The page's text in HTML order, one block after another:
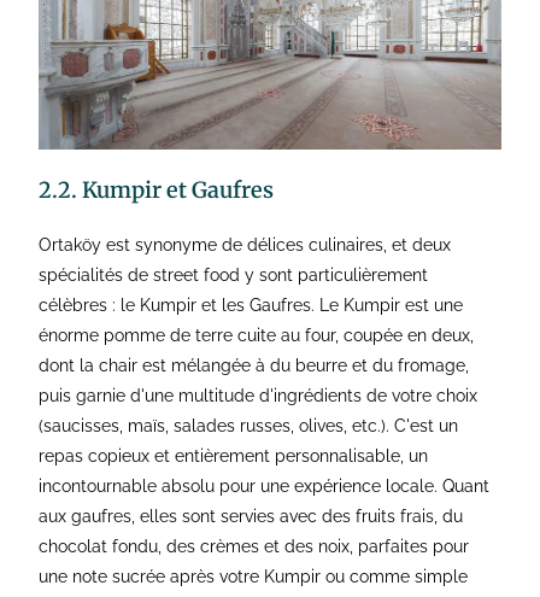
2.2. Kumpir et Gaufres
Ortaköy est synonyme de délices culinaires, et deux
spécialités de street food y sont particulièrement
célèbres : le Kumpir et les Gaufres. Le Kumpir est une
énorme pomme de terre cuite au four, coupée en deux,
dont la chair est mélangée à du beurre et du fromage,
puis garnie d'une multitude d'ingrédients de votre choix
(saucisses, maïs, salades russes, olives, etc.). C'est un
repas copieux et entièrement personnalisable, un
incontournable absolu pour une expérience locale. Quant
aux gaufres, elles sont servies avec des fruits frais, du
chocolat fondu, des crèmes et des noix, parfaites pour
une note sucrée après votre Kumpir ou comme simple